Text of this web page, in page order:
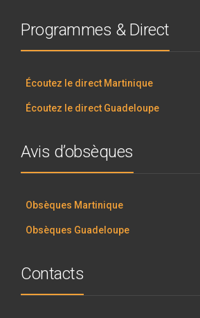
Programmes & Direct
Écoutez le direct Martinique
Écoutez le direct Guadeloupe
Avis d’obsèques
Obsèques Martinique
Obsèques Guadeloupe
Contacts